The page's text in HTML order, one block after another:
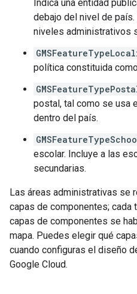
Indica una entidad
debajo del nivel de
niveles administrativos
política constituida
postal, tal como se usa
dentro del país.
escolar. Incluye a las
secundarias.
Las áreas administrativas se
capas de componentes; cada
capas de componentes se
mapa. Puedes elegir qué
cuando configuras el diseño
Google Cloud.